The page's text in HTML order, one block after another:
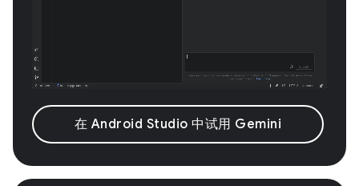
在 Android Studio 中试用 Gemini